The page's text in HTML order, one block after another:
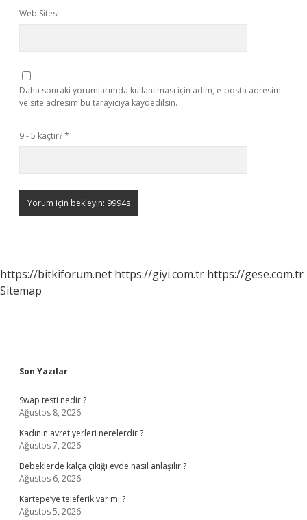
Web Sitesi
Daha sonraki yorumlarımda kullanılması için adım, e-posta adresim
ve site adresim bu tarayıcıya kaydedilsin.
9 - 5 kaçtır?*
https://bitkiforum.net https://giyi.com.tr https://gese.com.tr
Sitemap
Sidebar
Son Yazılar
Swap testi nedir ?
Ağustos 8, 2026
Kadının avret yerleri nerelerdir ?
Ağustos 7, 2026
Bebeklerde kalça çıkığı evde nasıl anlaşılır ?
Ağustos 6, 2026
Kartepe’ye teleferik var mı ?
Ağustos 5, 2026